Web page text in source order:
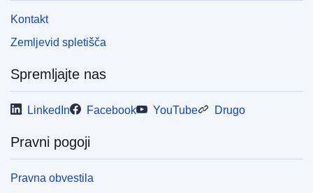
Kontakt
Zemljevid spletišča
Spremljajte nas
LinkedIn Facebook YouTube Drugo
Pravni pogoji
Pravna obvestila